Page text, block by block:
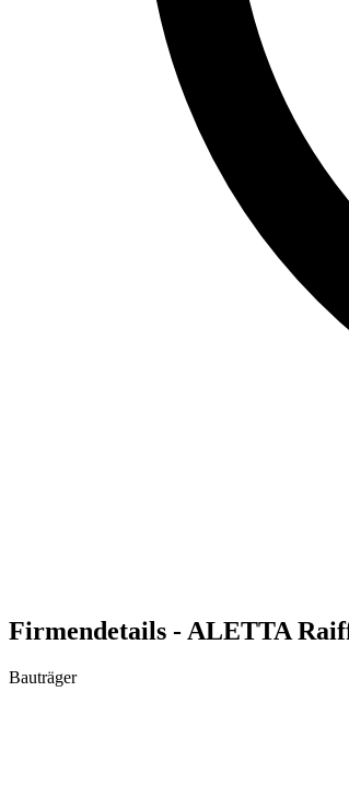
Firmendetails - ALETTA
Bauträger